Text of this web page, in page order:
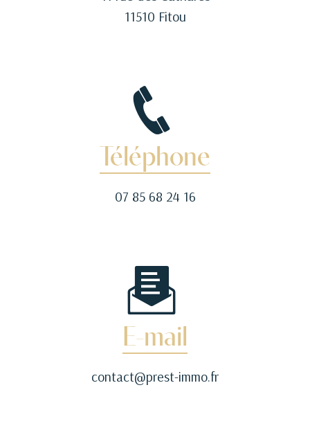
11510 Fitou
Téléphone
07 85 68 24 16
E-mail
contact@prest-immo.fr